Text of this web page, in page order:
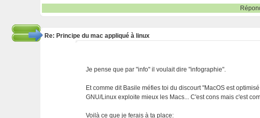
Re: Principe du mac appliqué à linux
Je pense que par "info" il voulait dire "infographie".
Et comme dit Basile méfies toi du discourt "MacOS est
GNU/Linux exploite mieux les Macs... C'est cons mais c'est
Voilà ce que je ferais à ta place: